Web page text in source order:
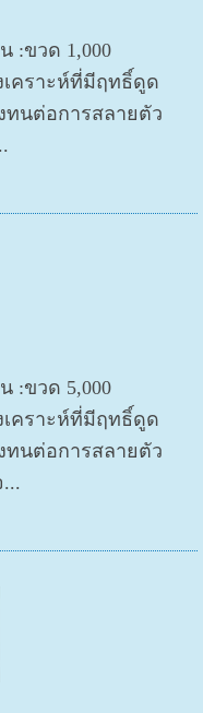
:ขวด 1,000
เคราะห์ที่มีฤทธิ์ดูด
ทนต่อการสลายตัว
:ขวด 5,000
เคราะห์ที่มีฤทธิ์ดูด
ทนต่อการสลายตัว